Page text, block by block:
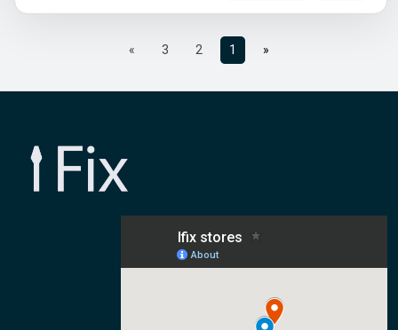
«
1
2
3
»